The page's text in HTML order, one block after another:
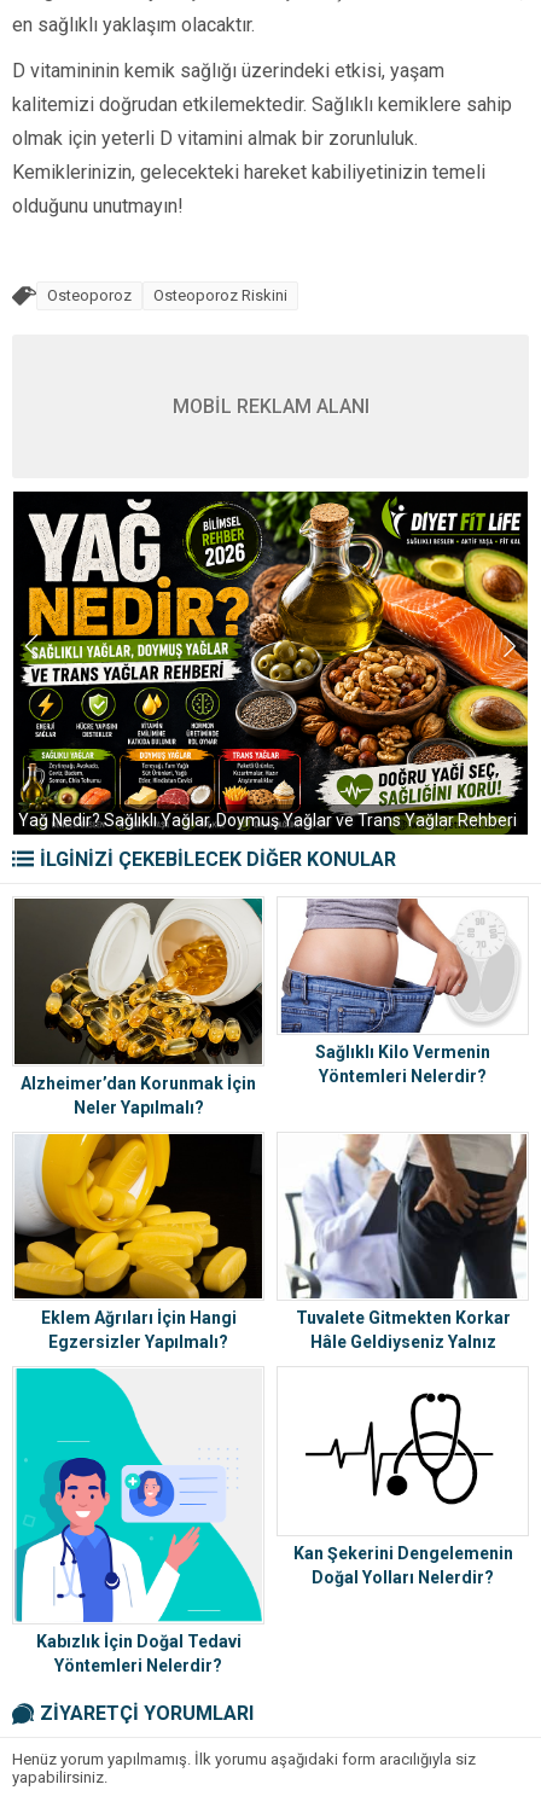
en sağlıklı yaklaşım olacaktır.
D vitamininin kemik sağlığı üzerindeki etkisi, yaşam
kalitemizi doğrudan etkilemektedir. Sağlıklı kemiklere sahip
olmak için yeterli D vitamini almak bir zorunluluk.
Kemiklerinizin, gelecekteki hareket kabiliyetinizin temeli
olduğunu unutmayın!
Osteoporoz Osteoporoz Riskini
MOBİL REKLAM ALANI
Yağ Nedir? Sağlıklı Yağlar, Doymuş Yağlar ve Trans Yağlar Rehberi
İLGİNİZİ ÇEKEBİLECEK DİĞER KONULAR
Alzheimer’dan Korunmak İçin
Neler Yapılmalı?
Sağlıklı Kilo Vermenin
Yöntemleri Nelerdir?
Eklem Ağrıları İçin Hangi
Egzersizler Yapılmalı?
Tuvalete Gitmekten Korkar
Hâle Geldiyseniz Yalnız
Değilsiniz: Hemoroid (Basur)
Nedir, Neden Oluşur ve Nasıl
Rahatlatılabilir?
Kabızlık İçin Doğal Tedavi
Yöntemleri Nelerdir?
Kan Şekerini Dengelemenin
Doğal Yolları Nelerdir?
ZİYARETÇİ YORUMLARI
Henüz yorum yapılmamış. İlk yorumu aşağıdaki form aracılığıyla siz
yapabilirsiniz.